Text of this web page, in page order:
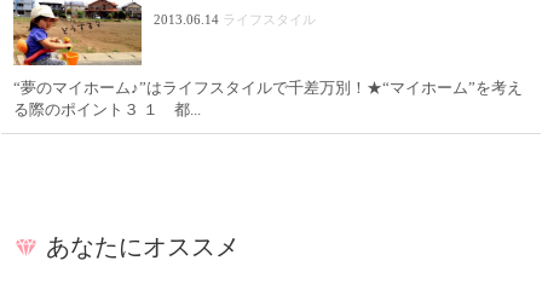
2013.06.14 ライフスタイル
“夢のマイホーム♪”はライフスタイルで千差万別！★“マイホーム”を考え
る際のポイント３ １ 都...
あなたにオススメ